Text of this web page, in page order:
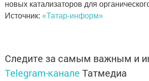
новых катализаторов для
Источник: «Татар-информ»
Следите за самым важным и
Telegram-канале Татмедиа